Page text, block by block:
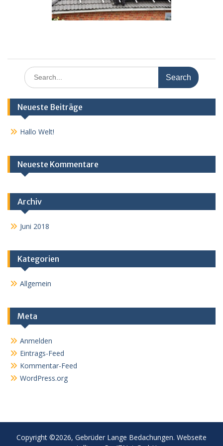
Search
for:
Neueste Beiträge
Hallo Welt!
Neueste Kommentare
Archiv
Juni 2018
Kategorien
Allgemein
Meta
Anmelden
Eintrags-Feed
Kommentar-Feed
WordPress.org
Copyright ©2026, Gebrüder Lange Bedachungen. Webseite